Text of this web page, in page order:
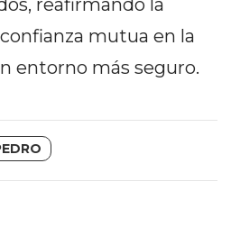
reafirmando la
mutua en la
entorno más seguro.